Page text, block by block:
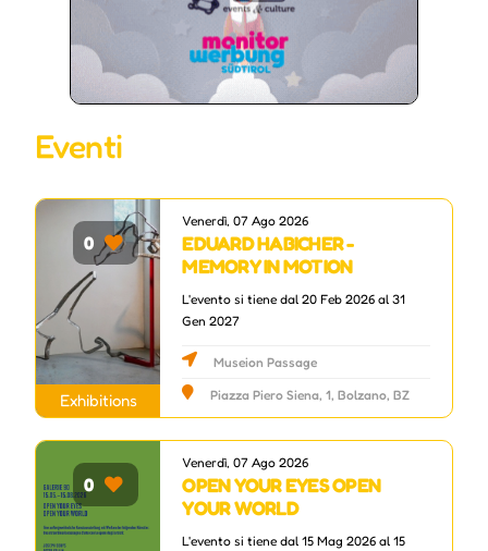
Eventi
0
Exhibitions
Venerdì, 07 Ago 2026
EDUARD HABICHER -
MEMORY IN MOTION
L'evento si tiene dal 20 Feb 2026 al 31
Gen 2027
Museion Passage
Piazza Piero Siena, 1, Bolzano, BZ
0
Venerdì, 07 Ago 2026
OPEN YOUR EYES OPEN
YOUR WORLD
L'evento si tiene dal 15 Mag 2026 al 15